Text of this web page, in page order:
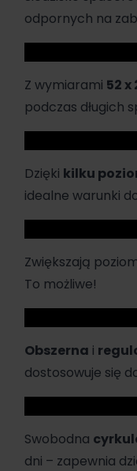
odpornych na
Z wymiarami 52 x
podczas długich
Dzięki kilku
idealne warunki
Zwiększają
To możliwe!
Obszerna i
dostosowuje się
Swobodna
dni – zapewnia